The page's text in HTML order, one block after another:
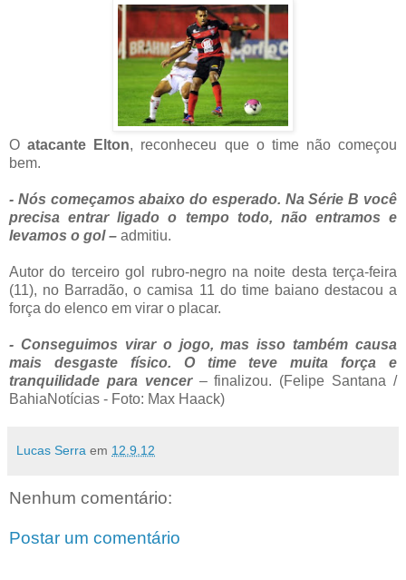
Oatacante Elton, reconheceu que o time não começou
bem.
- Nós começamos abaixo do esperado. Na Série B você
precisa entrar ligado o tempo todo, não entramos e
levamos o gol – admitiu.
Autor do terceiro gol rubro-negro na noite desta terça-feira
(11), no Barradão, o camisa 11 do time baiano destacou a
força do elenco em virar o placar.
- Conseguimos virar o jogo, mas isso também causa
mais desgaste físico. O time teve muita força e
tranquilidade para vencer – finalizou. (Felipe Santana /
BahiaNotícias - Foto: Max Haack)
Lucas Serra em 12.9.12
Nenhum comentário:
Postar um comentário